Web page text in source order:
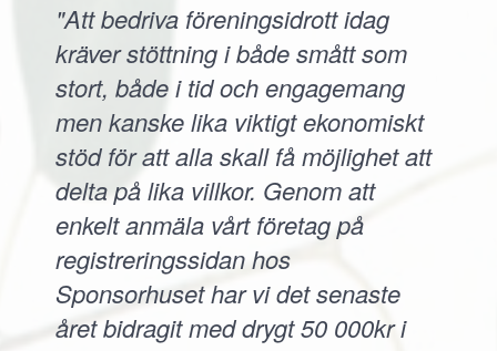
"Att bedriva föreningsidrott idag
kräver stöttning i både smått som
stort, både i tid och engagemang
men kanske lika viktigt ekonomiskt
stöd för att alla skall få möjlighet att
delta på lika villkor. Genom att
enkelt anmäla vårt företag på
registreringssidan hos
Sponsorhuset har vi det senaste
året bidragit med drygt 50 000kr i